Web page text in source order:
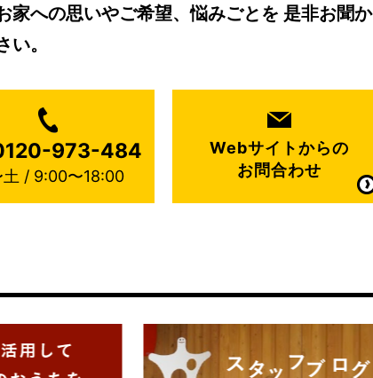
家への思いやご希望、悩みごとを 是非お聞か
い。
973-484
土 / 9:00〜18:00
Webサイトからの
お問合わせ